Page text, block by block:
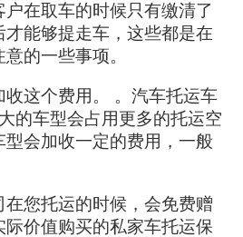
在取车的时候只有缴清了
才能够提走车，这些都是在
的一些事项。
这个费用。 。汽车托运车
的车型会占用更多的托运空
会加收一定的费用，一般
您托运的时候，会免费赠
价值购买的私家车托运保